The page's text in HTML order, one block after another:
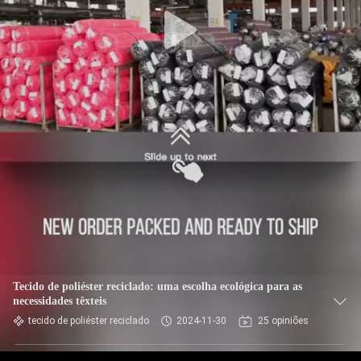
EXCURSÃO
DA
FÁBRICA
CONTROLE
DA
QUALIDADE
CONTACTE-
NOS
NOTÍCIA
CASOS
Tecido de poliéster reciclado: uma escolha ecológica para as
necessidades têxteis
tecido de poliéster reciclado 2024-11-30 25 opiniões